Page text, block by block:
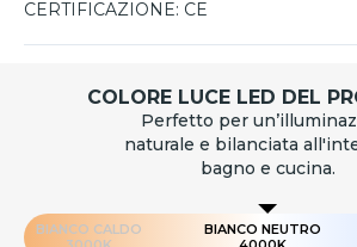
CERTIFICAZIONE: CE
COLORE LUCE LED DEL
Perfetto per
naturale e bilanciata
bagno e cucina.
BIANCO CALDO
BIANCO NEUTRO